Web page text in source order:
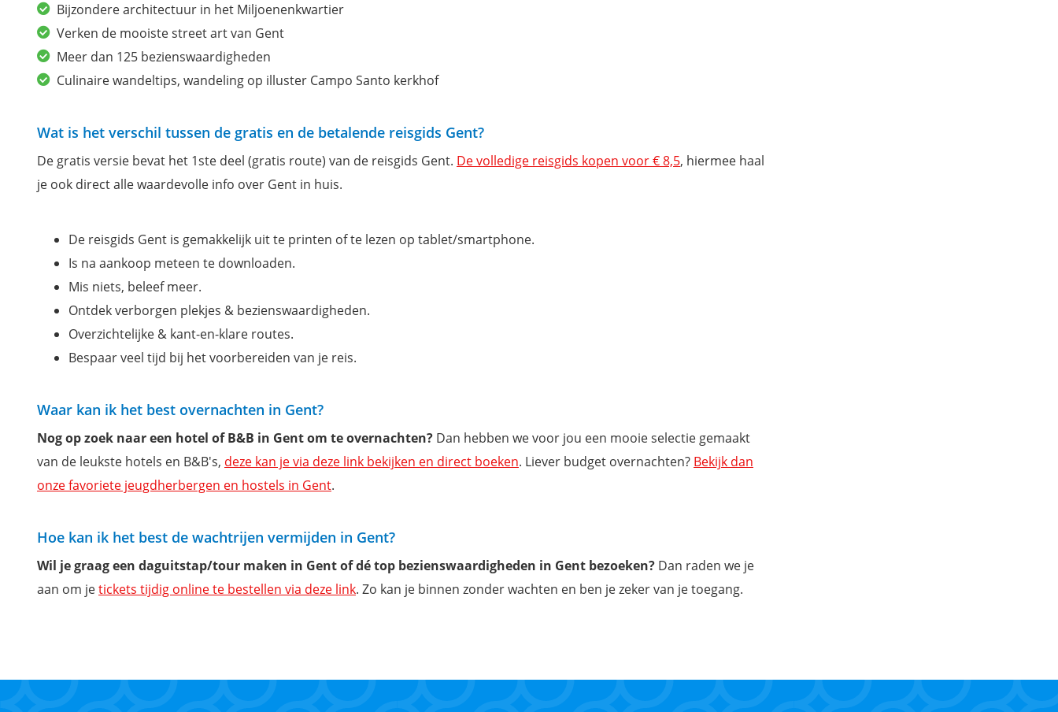
Bijzondere architectuur in het Miljoenenkwartier
Verken de mooiste street art van Gent
Meer dan 125 bezienswaardigheden
Culinaire wandeltips, wandeling op illuster Campo Santo kerkhof
Wat is het verschil tussen de gratis en de betalende reisgids Gent?
De gratis versie bevat het 1ste deel (gratis route) van de reisgids Gent. De volledige reisgids kopen voor € 8,5, hiermee haal
je ook direct alle waardevolle info over Gent in huis.
De reisgids Gent is gemakkelijk uit te printen of te lezen op tablet/smartphone.
Is na aankoop meteen te downloaden.
Mis niets, beleef meer.
Ontdek verborgen plekjes & bezienswaardigheden.
Overzichtelijke & kant-en-klare routes.
Bespaar veel tijd bij het voorbereiden van je reis.
Waar kan ik het best overnachten in Gent?
Nog op zoek naar een hotel of B&B in Gent om te overnachten? Dan hebben we voor jou een mooie selectie gemaakt
van de leukste hotels en B&B's, deze kan je via deze link bekijken en direct boeken. Liever budget overnachten? Bekijk dan
onze favoriete jeugdherbergen en hostels in Gent.
Hoe kan ik het best de wachtrijen vermijden in Gent?
Wil je graag een daguitstap/tour maken in Gent of dé top bezienswaardigheden in Gent bezoeken? Dan raden we je
aan om jetickets tijdig online te bestellen via deze link. Zo kan je binnen zonder wachten en ben je zeker van je toegang.